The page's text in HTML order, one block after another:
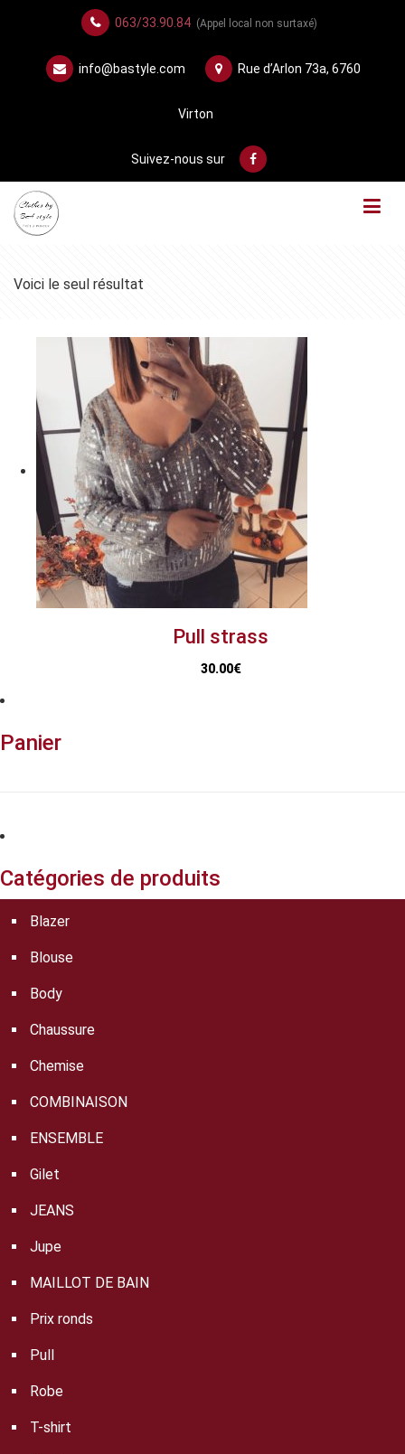
063/33.90.84 (Appel local non surtaxé)
info@bastyle.com Rue d’Arlon 73a, 6760
Virton
Suivez-nous sur
Voici le seul résultat
Pull strass
30.00€
Panier
Catégories de produits
Blazer
Blouse
Body
Chaussure
Chemise
COMBINAISON
ENSEMBLE
Gilet
JEANS
Jupe
MAILLOT DE BAIN
Prix ronds
Pull
Robe
T-shirt